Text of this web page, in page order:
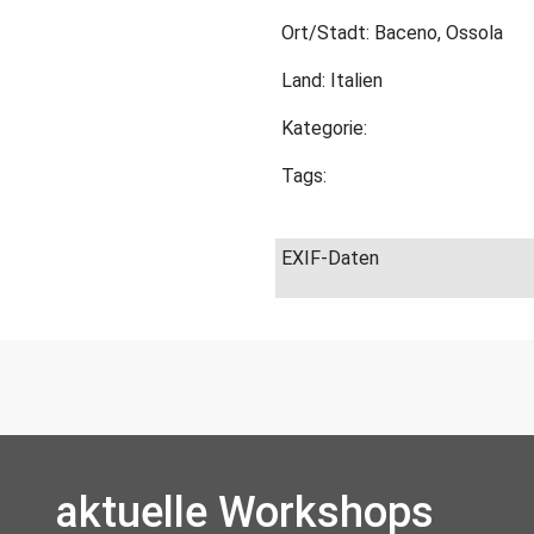
Ort/Stadt: Baceno, Ossola
Land: Italien
Kategorie:
Tags:
EXIF-Daten
aktuelle Workshops